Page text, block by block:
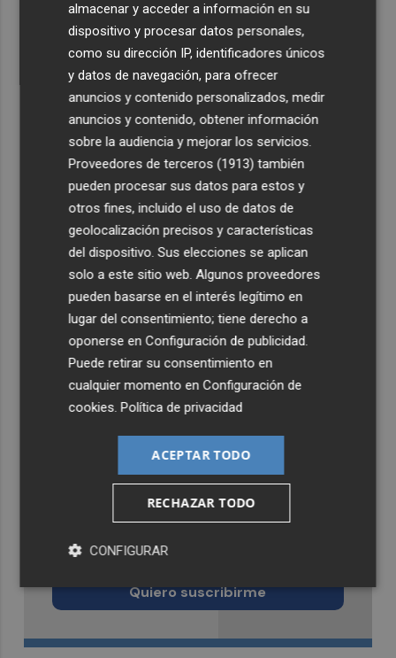
Chicas del Molina Basket y el Marme San Javier
participan en un campus en Belfast
La FAO advierte de la señal climática "excepcional" de
este verano para el campo europeo
Recibe toda la actualidad de
Murcia Plaza en tu correo
Quiero suscribirme
almacenar y acceder a información en su
dispositivo y procesar datos personales,
como su dirección IP, identificadores únicos
y datos de navegación, para ofrecer
anuncios y contenido personalizados, medir
anuncios y contenido, obtener información
sobre la audiencia y mejorar los servicios.
Proveedores de terceros (1913) también
pueden procesar sus datos para estos y
otros fines, incluido el uso de datos de
geolocalización precisos y características
del dispositivo. Sus elecciones se aplican
solo a este sitio web. Algunos proveedores
pueden basarse en el interés legítimo en
lugar del consentimiento; tiene derecho a
oponerse enConfiguración de publicidad.
Puede retirar su consentimiento en
cualquier momento enConfiguración de
cookies.Política de privacidad
ACEPTAR TODO
RECHAZAR TODO
CONFIGURAR